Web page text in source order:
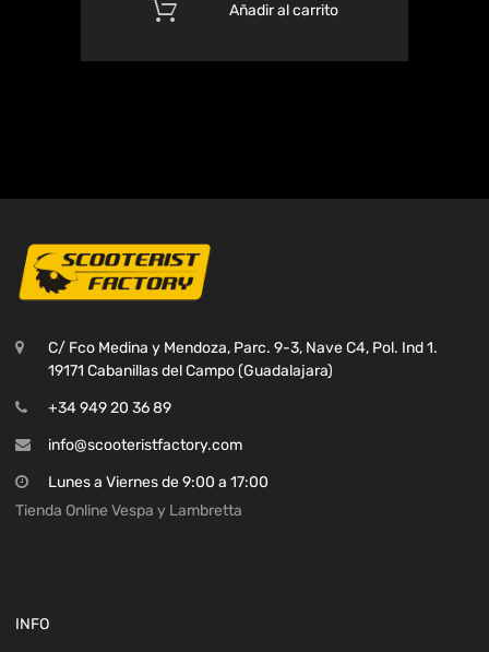
Añadir al carrito
C/ Fco Medina y Mendoza, Parc. 9-3, Nave C4, Pol. Ind 1.
19171 Cabanillas del Campo (Guadalajara)
+34 949 20 36 89
info@scooteristfactory.com
Lunes a Viernes de 9:00 a 17:00
Tienda Online Vespa y Lambretta
INFO